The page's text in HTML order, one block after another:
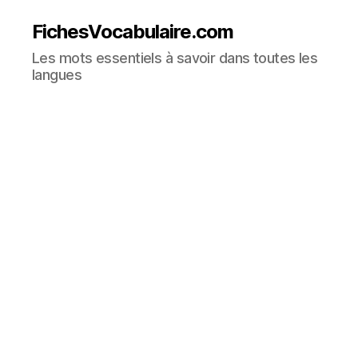
FichesVocabulaire.com
Les mots essentiels à savoir dans toutes les
langues